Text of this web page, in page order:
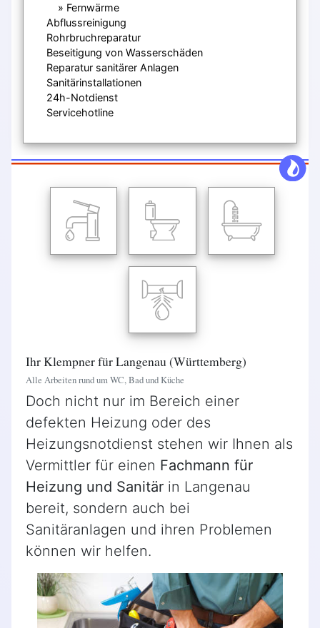
Fernwärme
Abflussreinigung
Rohrbruchreparatur
Beseitigung von Wasserschäden
Reparatur sanitärer Anlagen
Sanitärinstallationen
24h-Notdienst
Servicehotline
Ihr Klempner für Langenau (Württemberg)
Alle Arbeiten rund um WC, Bad und Küche
Doch nicht nur im Bereich einer
defekten Heizung oder des
Heizungsnotdienst stehen wir Ihnen als
Vermittler für einen Fachmann für
Heizung und Sanitär in Langenau
bereit, sondern auch bei
Sanitäranlagen und ihren Problemen
können wir helfen.